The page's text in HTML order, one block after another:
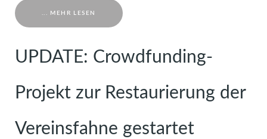
... MEHR LESEN
UPDATE: Crowdfunding-
Projekt zur Restaurierung der
Vereinsfahne gestartet